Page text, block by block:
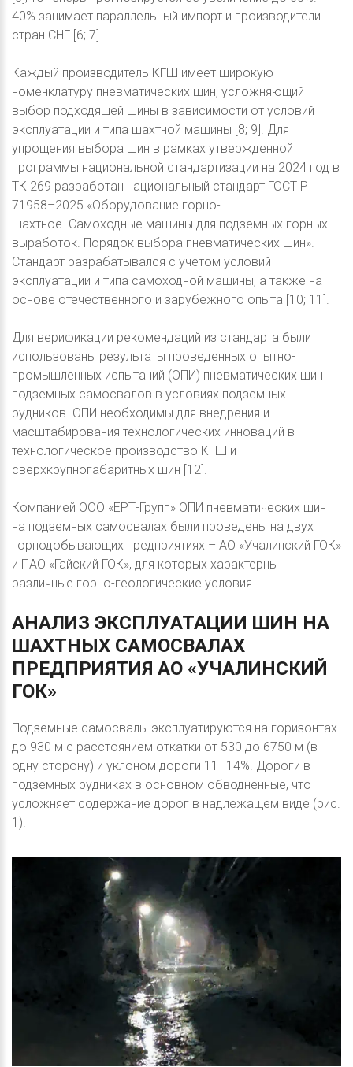
40% занимает параллельный импорт и производители
стран СНГ [6; 7].
Каждый производитель КГШ имеет широкую
номенклатуру пневматических шин, усложняющий
выбор подходящей шины в зависимости от условий
эксплуатации и типа шахтной машины [8; 9]. Для
упрощения выбора шин в рамках утвержденной
программы национальной стандартизации на 2024 год в
ТК 269 разработан национальный стандарт ГОСТ Р
71958–2025 «Оборудование горно-
шахтное. Самоходные машины для подземных горных
выработок. Порядок выбора пневматических шин».
Стандарт разрабатывался с учетом условий
эксплуатации и типа самоходной машины, а также на
основе отечественного и зарубежного опыта [10; 11].
Для верификации рекомендаций из стандарта были
использованы результаты проведенных опытно-
промышленных испытаний (ОПИ) пневматических шин
подземных самосвалов в условиях подземных
рудников. ОПИ необходимы для внедрения и
масштабирования технологических инноваций в
технологическое производство КГШ и
сверхкрупногабаритных шин [12].
Компанией ООО «ЕРТ-Групп» ОПИ пневматических шин
на подземных самосвалах были проведены на двух
горнодобывающих предприятиях – АО «Учалинский ГОК»
и ПАО «Гайский ГОК», для которых характерны
различные горно-геологические условия.
АНАЛИЗ ЭКСПЛУАТАЦИИ ШИН НА
ШАХТНЫХ САМОСВАЛАХ
ПРЕДПРИЯТИЯ АО «УЧАЛИНСКИЙ
ГОК»
Подземные самосвалы эксплуатируются на горизонтах
до 930 м с расстоянием откатки от 530 до 6750 м (в
одну сторону) и уклоном дороги 11–14%. Дороги в
подземных рудниках в основном обводненные, что
усложняет содержание дорог в надлежащем виде (рис.
1).